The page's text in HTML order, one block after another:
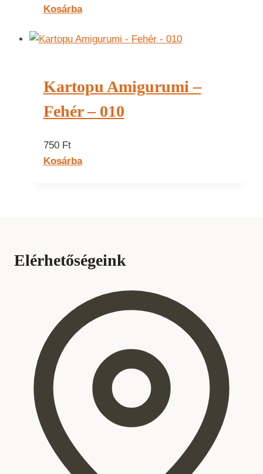
Kosárba
Kartopu Amigurumi –
Fehér – 010
750 Ft
Kosárba
Elérhetőségeink